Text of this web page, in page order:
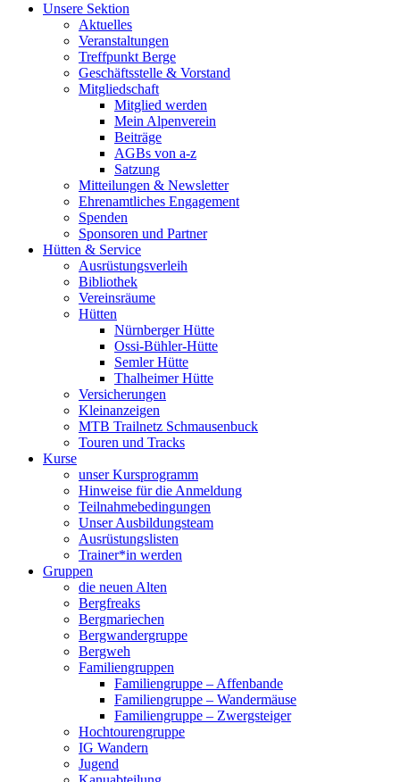
Unsere Sektion
Aktuelles
Veranstaltungen
Treffpunkt Berge
Geschäftsstelle & Vorstand
Mitgliedschaft
Mitglied werden
Mein Alpenverein
Beiträge
AGBs von a-z
Satzung
Mitteilungen & Newsletter
Ehrenamtliches Engagement
Spenden
Sponsoren und Partner
Hütten & Service
Ausrüstungsverleih
Bibliothek
Vereinsräume
Hütten
Nürnberger Hütte
Ossi-Bühler-Hütte
Semler Hütte
Thalheimer Hütte
Versicherungen
Kleinanzeigen
MTB Trailnetz Schmausenbuck
Touren und Tracks
Kurse
unser Kursprogramm
Hinweise für die Anmeldung
Teilnahmebedingungen
Unser Ausbildungsteam
Ausrüstungslisten
Trainer*in werden
Gruppen
die neuen Alten
Bergfreaks
Bergmariechen
Bergwandergruppe
Bergweh
Familiengruppen
Familiengruppe – Affenbande
Familiengruppe – Wandermäuse
Familiengruppe – Zwergsteiger
Hochtourengruppe
IG Wandern
Jugend